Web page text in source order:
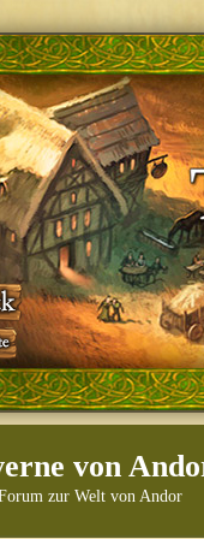
von
zur Welt von Andor